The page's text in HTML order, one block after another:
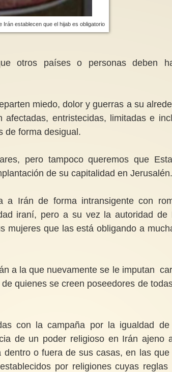
establecen que el hijab es obligatorio
otros países o personas deben
miedo, dolor y guerras a su
entristecidas, limitadas e
de forma desigual.
pero tampoco queremos que
de su capitalidad en Jerusalén.
a Irán de forma intransigente con
iraní, pero a su vez la autoridad de
mujeres que las está obligando a
a la que nuevamente se le imputan
quienes se creen poseedores de
con la campaña por la igualdad de
de un poder religioso en Irán ajeno
o fuera de sus casas, en las que
por religiones cuyas reglas